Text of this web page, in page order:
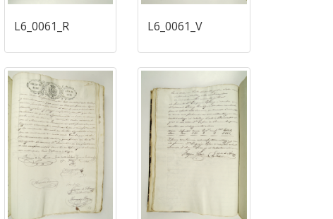
L6_0061_R L6_0061_V